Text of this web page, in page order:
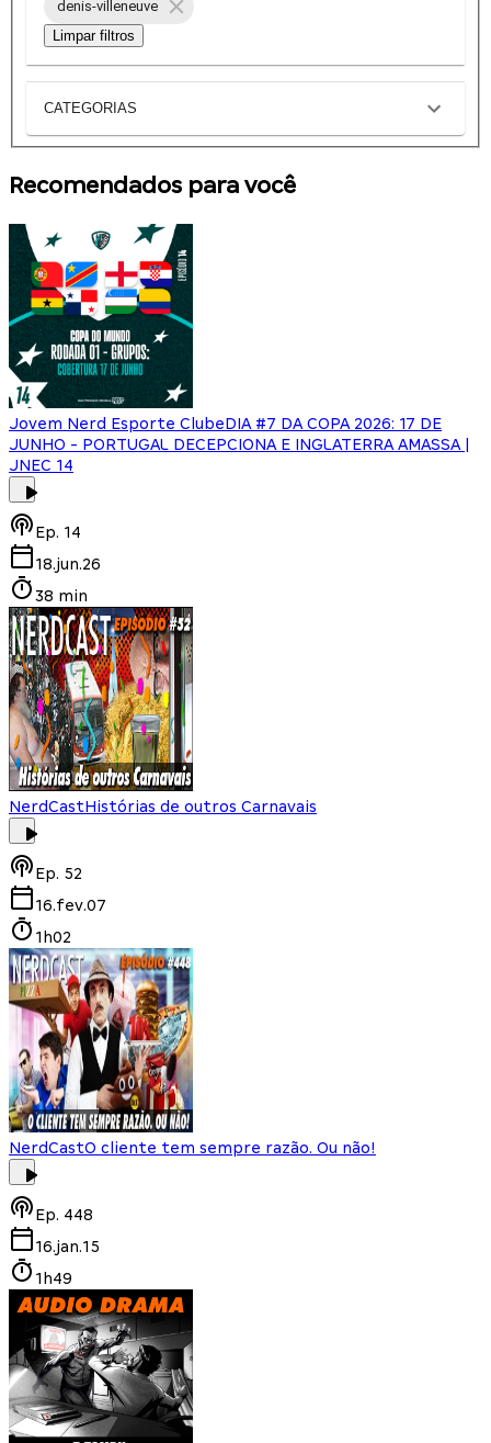
denis-villeneuve
Limpar filtros
CATEGORIAS
Recomendados para você
Jovem Nerd Esporte ClubeDIA #7 DA COPA 2026: 17 DE
JUNHO - PORTUGAL DECEPCIONA E INGLATERRA AMASSA |
JNEC 14
Ep. 14
18.jun.26
38 min
NerdCastHistórias de outros Carnavais
Ep. 52
16.fev.07
1h02
NerdCastO cliente tem sempre razão. Ou não!
Ep. 448
16.jan.15
1h49